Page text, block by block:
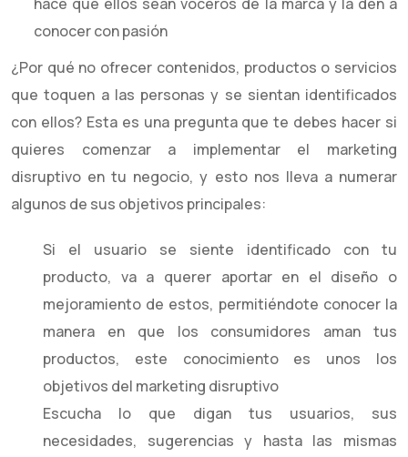
conocer con pasión
¿Por qué no ofrecer contenidos, productos o servicios
que toquen a las personas y se sientan identificados
con ellos? Esta es una pregunta que te debes hacer si
quieres comenzar a implementar el marketing
disruptivo en tu negocio, y esto nos lleva a numerar
algunos de sus objetivos principales:
Si el usuario se siente identificado con tu
producto, va a querer aportar en el diseño o
mejoramiento de estos, permitiéndote conocer la
manera en que los consumidores aman tus
productos, este conocimiento es unos los
objetivos del marketing disruptivo
Escucha lo que digan tus usuarios, sus
necesidades, sugerencias y hasta las mismas